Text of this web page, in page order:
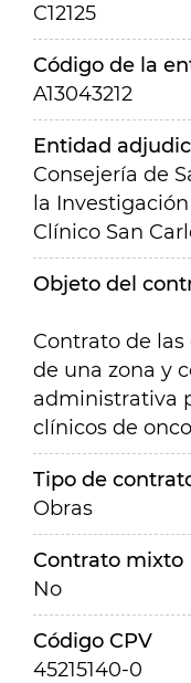
C12125
Código de la
A13043212
Entidad
Consejería de
la
Clínico San
Objeto del
Contrato de
de una zona y
administrativa
clínicos de
Tipo de
Obras
Contrato mixto
No
Código CPV
45215140-0